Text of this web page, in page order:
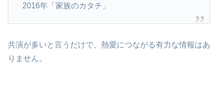
2016年「家族のカタチ」
共演が多いと言うだけで、熱愛につながる有力な情報はあ
りません。